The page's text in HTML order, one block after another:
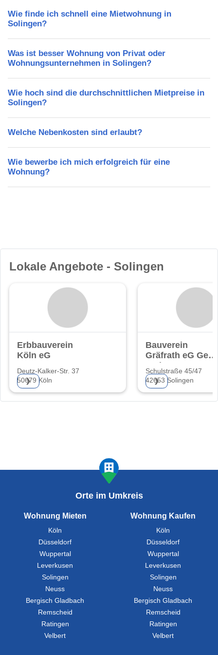
Wie finde ich schnell eine Mietwohnung in
Solingen?
Was ist besser Wohnung von Privat oder
Wohnungsunternehmen in Solingen?
Wie hoch sind die durchschnittlichen Mietpreise in
Solingen?
Welche Nebenkosten sind erlaubt?
Wie bewerbe ich mich erfolgreich für eine
Wohnung?
Lokale Angebote - Solingen
Erbbauverein
Köln eG
Deutz-Kalker-Str. 37
50679 Köln
❯
Bauverein
Gräfrath eG Gem.
Schulstraße 45/47
42653 Solingen
❯
Orte im Umkreis
Wohnung Mieten
Köln
Düsseldorf
Wuppertal
Leverkusen
Solingen
Neuss
Bergisch Gladbach
Remscheid
Ratingen
Velbert
Wohnung Kaufen
Köln
Düsseldorf
Wuppertal
Leverkusen
Solingen
Neuss
Bergisch Gladbach
Remscheid
Ratingen
Velbert